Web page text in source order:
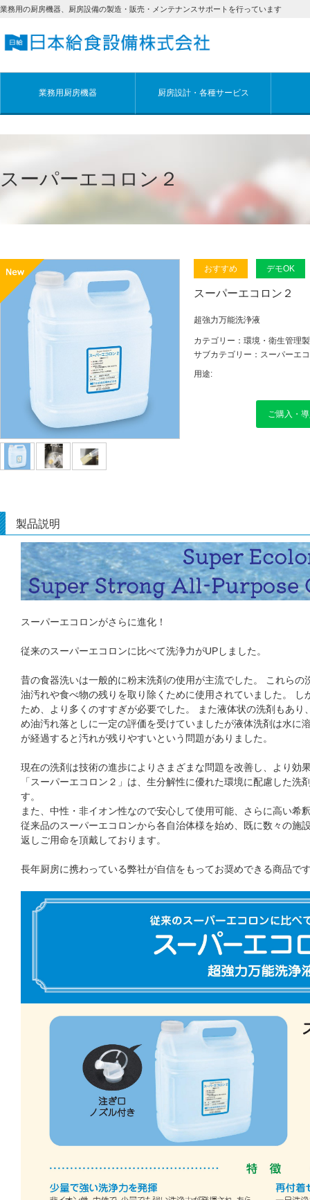
業務用の厨房機器、厨房設備の製造・販売・メンテナンスサポートを行っています
業務用厨房機器 厨房設計・各種サービス
スーパーエコロン２
おすすめ デモOK
スーパーエコロン２
超強力万能洗浄液
カテゴリー：環境・衛生管理
サブカテゴリー：スーパーエ
用途:
ご購入・
製品説明
スーパーエコロンがさらに進化！
従来のスーパーエコロンに比べて洗浄力がUPしました。
昔の食器洗いは一般的に粉末洗剤の使用が主流でした。 これら
油汚れや食べ物の残りを取り除くために使用されていました。
ため、より多くのすすぎが必要でした。 また液体状の洗剤もあ
め油汚れ落としに一定の評価を受けていましたが液体洗剤は水に
が経過すると汚れが残りやすいという問題がありました。
現在の洗剤は技術の進歩によりさまざまな問題を改善し、より効
「スーパーエコロン２」は、生分解性に優れた環境に配慮した
す。
また、中性・非イオン性なので安心して使用可能、さらに高い希
従来品のスーパーエコロンから各自治体様を始め、既に数々の施
返しご用命を頂戴しております。
長年厨房に携わっている弊社が自信をもってお奨めできる商品で